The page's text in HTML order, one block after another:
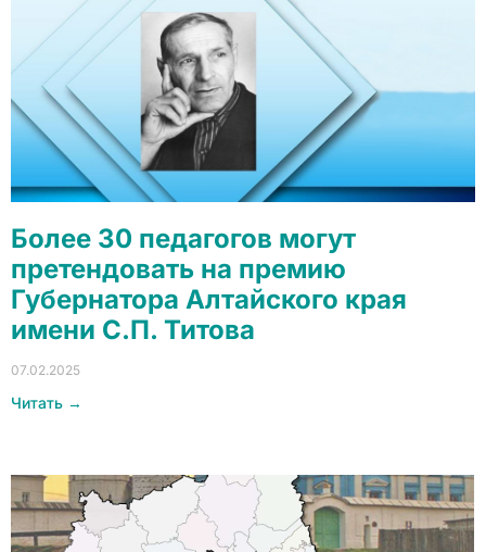
Более 30 педагогов могут
претендовать на премию
Губернатора Алтайского края
имени С.П. Титова
07.02.2025
Читать →